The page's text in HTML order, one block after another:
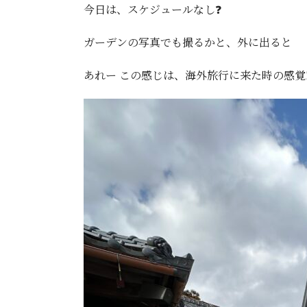
今日は、スケジュールなし❓
ガーデンの写真でも撮るかと、外に出ると
あれー この感じは、海外旅行に来た時の感